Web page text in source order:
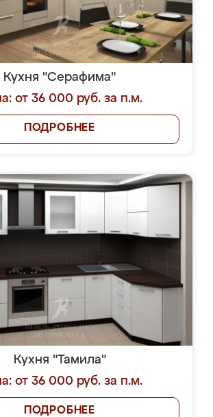
Кухня "Серафима"
от 36 000 руб. за п.м.
ПОДРОБНЕЕ
Кухня "Тамила"
от 36 000 руб. за п.м.
ПОДРОБНЕЕ